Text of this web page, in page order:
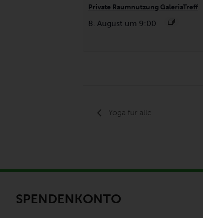
Private Raumnutzung GaleriaTreff
8. August um 9:00
Yoga für alle
SPENDENKONTO